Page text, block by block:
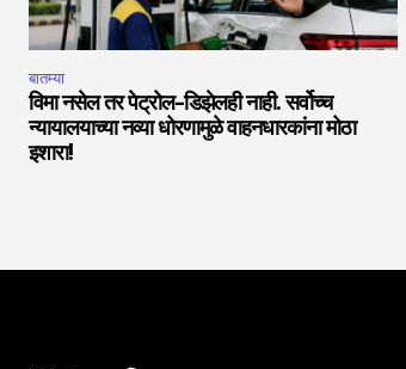
बातम्या
विमा नसेल तर पेट्रोल-डिझेलही नाही. सर्वोच्च
न्यायालयाच्या नव्या धोरणामुळे वाहनधारकांना मोठा
इशारा!